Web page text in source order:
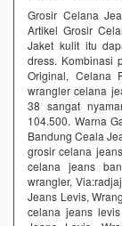
Grosir Celana
Artikel Grosir
Jaket kulit itu
dress. Kombinasi
Original, Celana
wrangler celana
38 sangat
104.500. Warna
Bandung Ceala
grosir celana
celana jeans
wrangler,
Jeans Levis,
celana jeans